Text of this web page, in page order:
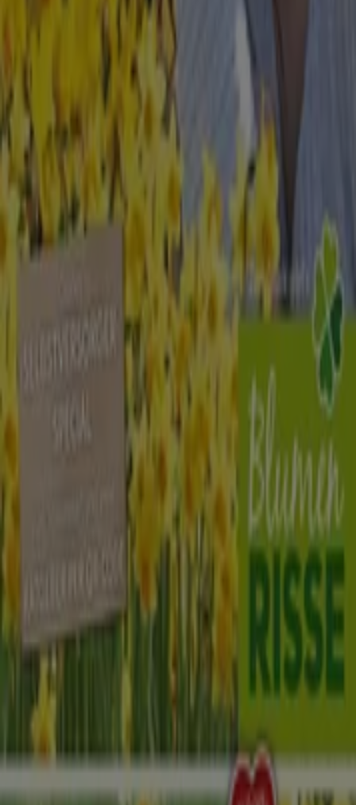
Jetzt geöffnet
Hogan
54 m
Königsallee 30, Düsseldorf
Geschlossen
Andere Unternehmen der Kategorie
Baumärkte und Gartencenter in
Blumen Risse
bei Tiendeo,
Angebote und
Kataloge
Baumärkte und
Gartencenterentdecken können. Unser physisches
Geschäft befindet sich in
Düsseldorf,
und bietet Ihnen eine breite Auswahl an hochwertigen
Produkten, mit denen Sie während des gesamten
August 2026
sparen können.
Bei Tiendeo stellen wir Ihnen stets aktuelle
Informationen zu
zur Verfügung,
einschließlich der Öffnungszeiten, exklusiver Angebote
und der genauen Lage des Geschäfts inGehrtsstrasse
16. Darüber hinaus haben Sie Zugriff auf die neuesten